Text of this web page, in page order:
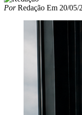
PorRedação Em 20/05/